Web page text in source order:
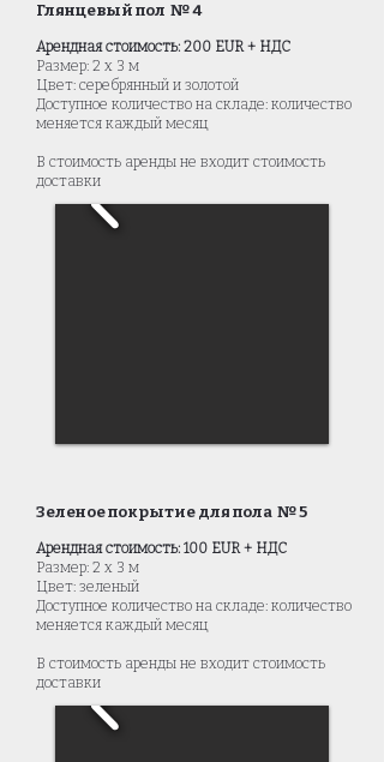
Глянцевый пол № 4
Арендная стоимость: 200 EUR + НДС
Размер: 2 x 3 м
Цвет: серебрянный и золотой
Доступное количество на складе: количество
меняется каждый месяц
В стоимость аренды не входит стоимость
доставки
Зеленое покрытие для пола № 5
Арендная стоимость: 100 EUR + НДС
Размер: 2 x 3 м
Цвет: зеленый
Доступное количество на складе: количество
меняется каждый месяц
В стоимость аренды не входит стоимость
доставки